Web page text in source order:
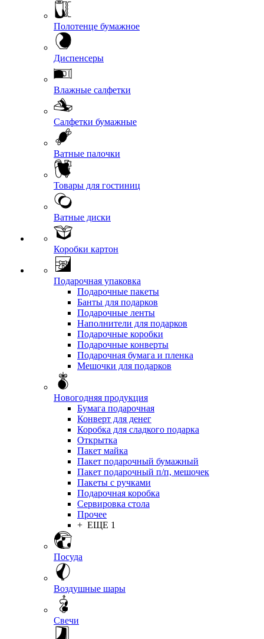
Полотенце бумажное
Диспенсеры
Влажные салфетки
Салфетки бумажные
Ватные палочки
Товары для гостиниц
Ватные диски
Коробки картон
Подарочная упаковка
Подарочные пакеты
Банты для подарков
Подарочные ленты
Наполнители для подарков
Подарочные коробки
Подарочные конверты
Подарочная бумага и пленка
Мешочки для подарков
Новогодняя продукция
Бумага подарочная
Конверт для денег
Коробка для сладкого подарка
Открытка
Пакет майка
Пакет подарочный бумажный
Пакет подарочный п/п, мешочек
Пакеты с ручками
Подарочная коробка
Сервировка стола
Прочее
+ ЕЩЕ 1
Посуда
Воздушные шары
Свечи